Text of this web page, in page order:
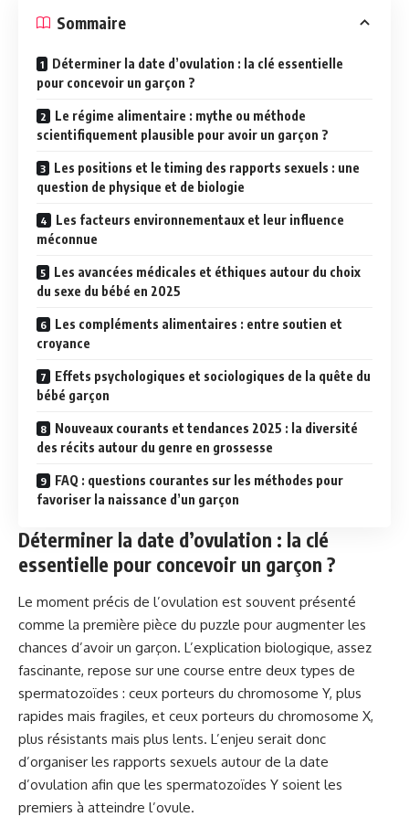
Sommaire
Déterminer la date d’ovulation : la clé essentielle
pour concevoir un garçon ?
Le régime alimentaire : mythe ou méthode
scientifiquement plausible pour avoir un garçon ?
Les positions et le timing des rapports sexuels : une
question de physique et de biologie
Les facteurs environnementaux et leur influence
méconnue
Les avancées médicales et éthiques autour du choix
du sexe du bébé en 2025
Les compléments alimentaires : entre soutien et
croyance
Effets psychologiques et sociologiques de la quête du
bébé garçon
Nouveaux courants et tendances 2025 : la diversité
des récits autour du genre en grossesse
FAQ : questions courantes sur les méthodes pour
favoriser la naissance d’un garçon
Déterminer la date d’ovulation : la clé
essentielle pour concevoir un garçon ?
Le moment précis de l’ovulation est souvent présenté
comme la première pièce du puzzle pour augmenter les
chances d’avoir un garçon. L’explication biologique, assez
fascinante, repose sur une course entre deux types de
spermatozoïdes : ceux porteurs du chromosome Y, plus
rapides mais fragiles, et ceux porteurs du chromosome X,
plus résistants mais plus lents. L’enjeu serait donc
d’organiser les rapports sexuels autour de la date
d’ovulation afin que les spermatozoïdes Y soient les
premiers à atteindre l’ovule.